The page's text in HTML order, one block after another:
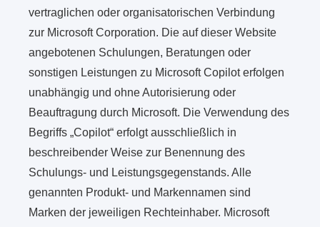
vertraglichen oder organisatorischen Verbindung
zur Microsoft Corporation. Die auf dieser Website
angebotenen Schulungen, Beratungen oder
sonstigen Leistungen zu Microsoft Copilot erfolgen
unabhängig und ohne Autorisierung oder
Beauftragung durch Microsoft. Die Verwendung des
Begriffs „Copilot“ erfolgt ausschließlich in
beschreibender Weise zur Benennung des
Schulungs- und Leistungsgegenstands. Alle
genannten Produkt- und Markennamen sind
Marken der jeweiligen Rechteinhaber. Microsoft